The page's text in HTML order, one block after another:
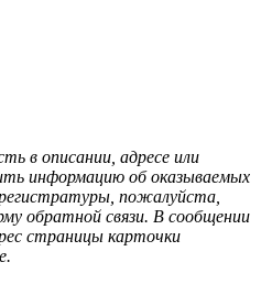
в описании, адресе или
информацию об оказываемых
пожалуйста,
обратной связи. В сообщении
страницы карточки